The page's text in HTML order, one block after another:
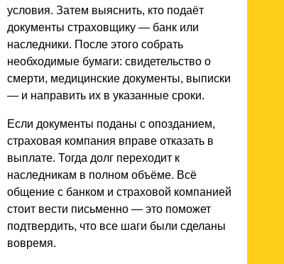
условия. Затем выяснить, кто подаёт
документы страховщику — банк или
наследники. После этого собрать
необходимые бумаги: свидетельство о
смерти, медицинские документы, выписки
— и направить их в указанные сроки.
Если документы поданы с опозданием,
страховая компания вправе отказать в
выплате. Тогда долг переходит к
наследникам в полном объёме. Всё
общение с банком и страховой компанией
стоит вести письменно — это поможет
подтвердить, что все шаги были сделаны
вовремя.